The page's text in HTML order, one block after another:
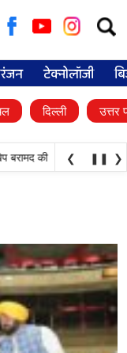
for:
टेक्नोलॉजी
दिल्ली उत्तर
बरामद की अमन अरोड़ा ने
❮ ❚❚ ❯